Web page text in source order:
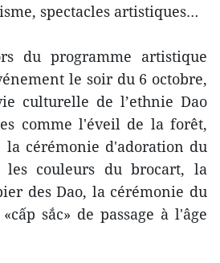
spectacles artistiques…
du programme artistique
le soir du 6 octobre,
culturelle de l’ethnie Dao
comme l'éveil de la forêt,
la cérémonie d'adoration du
couleurs du brocart, la
des Dao, la cérémonie du
sắc» de passage à l'âge